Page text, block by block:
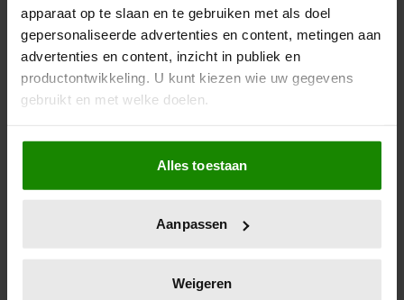
apparaat op te slaan en te gebruiken met als doel
gepersonaliseerde advertenties en content, metingen aan
advertenties en content, inzicht in publiek en
productontwikkeling. U kunt kiezen wie uw gegevens
gebruikt en met welke doelen.
Als u het toestaat, willen we ook graag:
Informatie verzamelen over uw geografische
locatie, die tot een paar meter nauwkeurig kan zijn
scannen op specifieke eigenschappen (fingerprinting)
verwerkt en stel uw voorkeuren in het
Alles toestaan
Aanpassen
Weigeren